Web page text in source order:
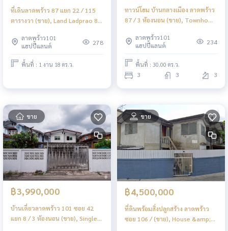
ที่เดินลาดพร้าว 87 แยก 22 / 115
ตารางวา (ขาย), Land Ladprao 87
FAHS044
ลาดพร้าว101
แฮปปี้แลนด์
278
พื้นที่ : 1 งาน 18 ตร.ว.
ทาวน์โฮม บ้านกลางเมือง ลาดพร้าว
87 / 3 ห้องนอน (ขาย), Townhome
3 Bedrooms (FOR SALE)
FAHS033
ลาดพร้าว101
แฮปปี้แลนด์
234
พื้นที่ : 30.00 ตร.ว.
3 3 3
ขาย
฿3,990,000
บ้านเดี่ยวลาดพร้าว 101 ซอย 42
แยก 8 / 3 ห้องนอน (ขาย), Single
ขาย
฿4,500,000
ที่ดินพร้อมสิ่งปลูกสร้าง ลาดพร้าว
ซอย 106 / (ขาย), House &amp;